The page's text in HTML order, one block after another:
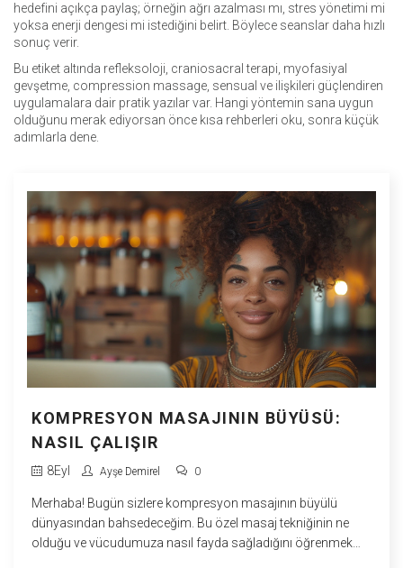
hedefini açıkça paylaş; örneğin ağrı azalması mı, stres yönetimi mi
yoksa enerji dengesi mi istediğini belirt. Böylece seanslar daha hızlı
sonuç verir.
Bu etiket altında refleksoloji, craniosacral terapi, myofasiyal
gevşetme, compression massage, sensual ve ilişkileri güçlendiren
uygulamalara dair pratik yazılar var. Hangi yöntemin sana uygun
olduğunu merak ediyorsan önce kısa rehberleri oku, sonra küçük
adımlarla dene.
KOMPRESYON MASAJININ BÜYÜSÜ:
NASIL ÇALIŞIR
8Eyl Ayşe Demirel 0
Merhaba! Bugün sizlere kompresyon masajının büyülü
dünyasından bahsedeceğim. Bu özel masaj tekniğinin ne
olduğu ve vücudumuza nasıl fayda sağladığını öğrenmek